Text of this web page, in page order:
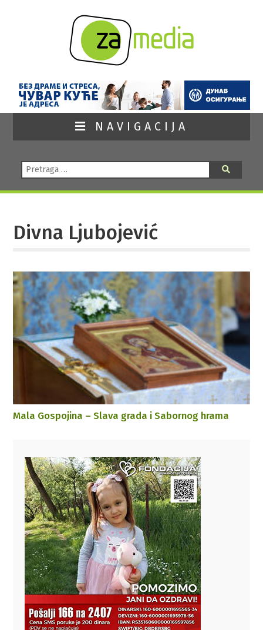
NAVIGACIJA
Pretraga:
Divna Ljubojević
Mala Gospojina – Slava grada i Sabornog hrama